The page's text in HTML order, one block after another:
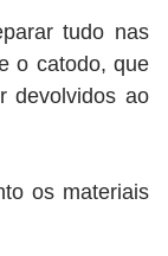
tudo nas
o catodo, que
devolvidos ao
os materiais